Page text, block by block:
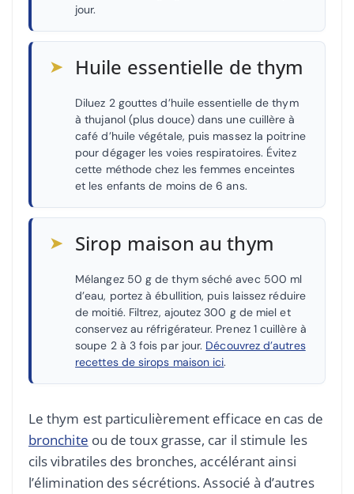
jour.
➤ Huile essentielle de thym
Diluez 2 gouttes d’huile essentielle de thym
à thujanol (plus douce) dans une cuillère à
café d’huile végétale, puis massez la poitrine
pour dégager les voies respiratoires. Évitez
cette méthode chez les femmes enceintes
et les enfants de moins de 6 ans.
➤ Sirop maison au thym
Mélangez 50 g de thym séché avec 500 ml
d’eau, portez à ébullition, puis laissez réduire
de moitié. Filtrez, ajoutez 300 g de miel et
conservez au réfrigérateur. Prenez 1 cuillère à
soupe 2 à 3 fois par jour. Découvrez d’autres
recettes de sirops maison ici.
Le thym est particulièrement efficace en cas de
bronchite ou de toux grasse, car il stimule les
cils vibratiles des bronches, accélérant ainsi
l’élimination des sécrétions. Associé à d’autres